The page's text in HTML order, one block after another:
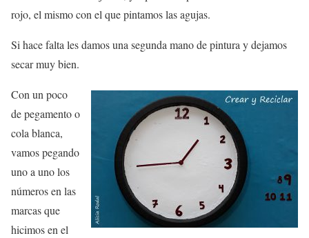
rojo, el mismo con el que pintamos las agujas.
Si hace falta les damos una segunda mano de pintura y dejamos
secar muy bien.
Con un poco
de pegamento o
cola blanca,
vamos pegando
uno a uno los
números en las
marcas que
hicimos en el